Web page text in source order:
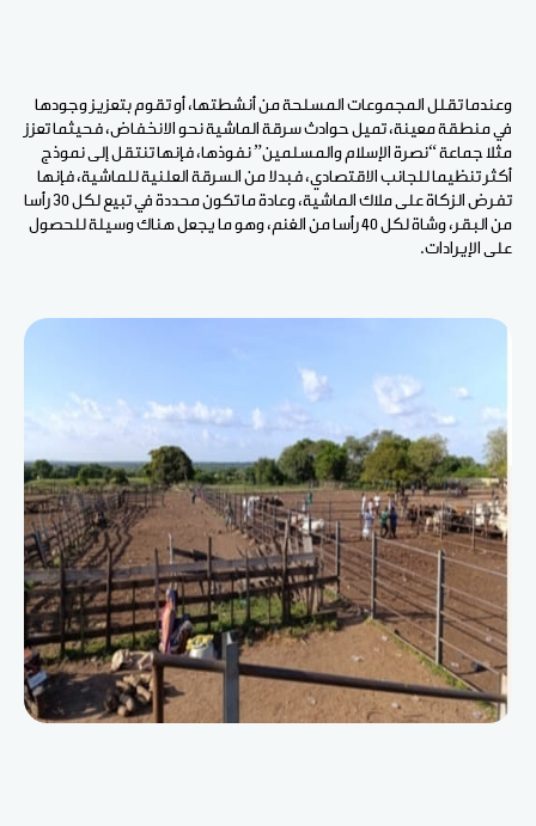
وعندما تقلل المجموعات المسلحة من أنشطتها، أو تقوم بتعزيز وجودها
في منطقة معينة، تميل حوادث سرقة الماشية نحو الانخفاض، فحيثما تعزز
مثلا جماعة “نصرة الإسلام والمسلمين” نفوذها، فإنها تنتقل إلى نموذج
أكثر تنظيما للجانب الاقتصادي، فبدلا من السرقة العلنية للماشية، فإنها
تفرض الزكاة على ملاك الماشية، وعادة ما تكون محددة في تبيع لكل 30 رأسا
من البقر، وشاة لكل 40 رأسا من الغنم، وهو ما يجعل هناك وسيلة للحصول
على الإيرادات.